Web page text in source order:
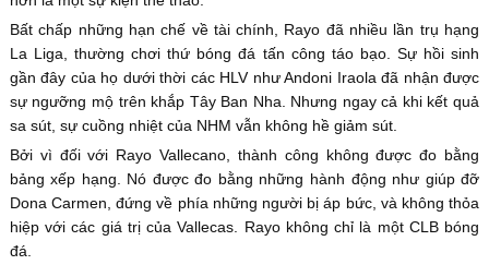
Bất chấp những hạn chế về tài chính, Rayo đã nhiều lần trụ hạng
La Liga, thường chơi thứ bóng đá tấn công táo bạo. Sự hồi sinh
gần đây của họ dưới thời các HLV như Andoni Iraola đã nhận được
sự ngưỡng mộ trên khắp Tây Ban Nha. Nhưng ngay cả khi kết quả
sa sút, sự cuồng nhiệt của NHM vẫn không hề giảm sút.
Bởi vì đối với Rayo Vallecano, thành công không được đo bằng
bảng xếp hạng. Nó được đo bằng những hành động như giúp đỡ
Dona Carmen, đứng về phía những người bị áp bức, và không thỏa
hiệp với các giá trị của Vallecas. Rayo không chỉ là một CLB bóng
đá.